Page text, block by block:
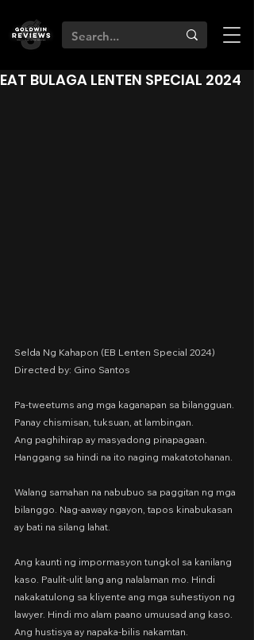
EAT BULAGA LENTEN SPECIAL 2024
Selda Ng Kahapon (EB Lenten Special 2024)
Directed by: Gino Santos
Pa-tweetums ang mga kaganapan sa bilangguan.
Panay chismisan, tuksuan, at lambingan.
Ang paghihirap ay masyadong pinapagaan.
Hanggang sa hindi na ito naging makatotohanan.
Walang samahan na nabubuo sa paggitan ng mga
bilanggo. Nag-aaway ngayon, tapos kinabukasan
ay bati na silang lahat.
Ang kaunti ng impormasyon tungkol sa kanilang
kaso. Paulit-ulit lang ang nalalaman mo. Hindi
nakakatulong sa kliyente ang mga suhestiyon ng
lawyer. Hindi mo alam paano umuusad ang kaso.
Ang hustisya ay napaka-bilis nakamtan.